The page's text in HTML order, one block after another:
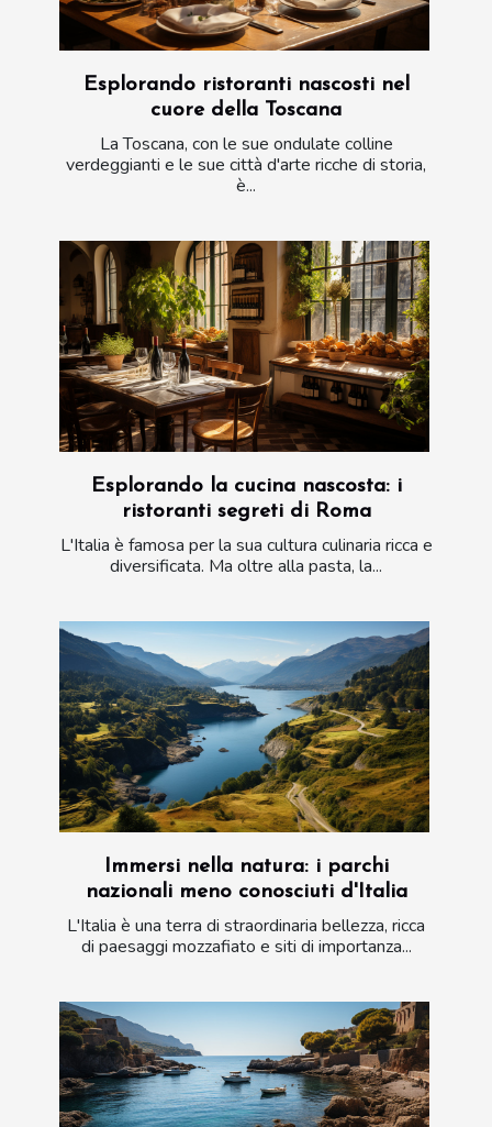
Esplorando ristoranti nascosti nel
cuore della Toscana
La Toscana, con le sue ondulate colline
verdeggianti e le sue città d'arte ricche di storia,
è...
Esplorando la cucina nascosta: i
ristoranti segreti di Roma
L'Italia è famosa per la sua cultura culinaria ricca e
diversificata. Ma oltre alla pasta, la...
Immersi nella natura: i parchi
nazionali meno conosciuti d'Italia
L'Italia è una terra di straordinaria bellezza, ricca
di paesaggi mozzafiato e siti di importanza...